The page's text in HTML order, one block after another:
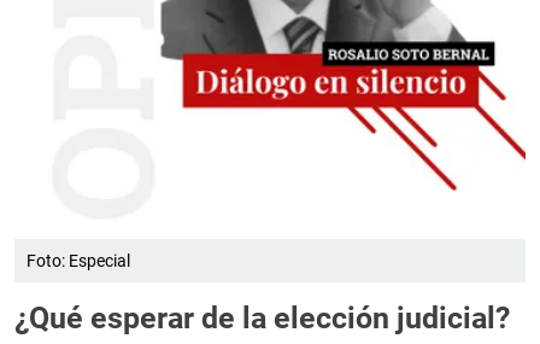
Foto: Especial
¿Qué esperar de la elección judicial?